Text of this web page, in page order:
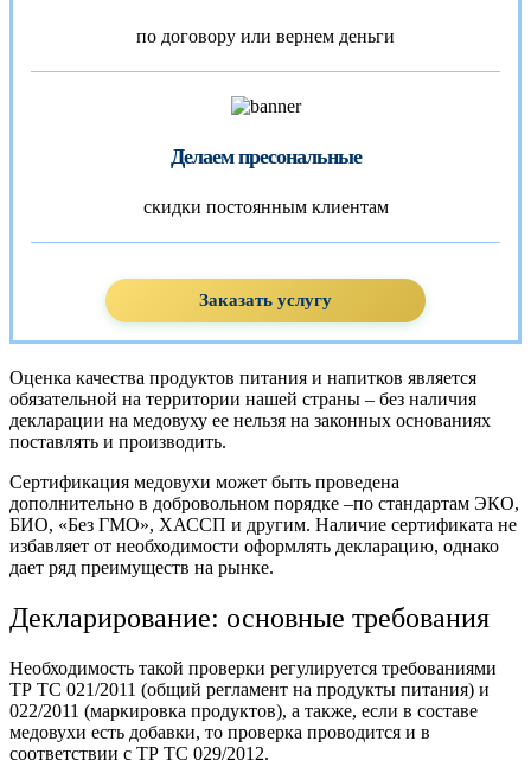
по договору или вернем деньги
Делаем пресональные
скидки постоянным клиентам
Заказать услугу
Оценка качества продуктов питания и напитков является
обязательной на территории нашей страны – без наличия
декларации на медовуху ее нельзя на законных основаниях
поставлять и производить.
Сертификация медовухи может быть проведена
дополнительно в добровольном порядке –по стандартам ЭКО,
БИО, «Без ГМО», ХАССП и другим. Наличие сертификата не
избавляет от необходимости оформлять декларацию, однако
дает ряд преимуществ на рынке.
Декларирование: основные требования
Необходимость такой проверки регулируется требованиями
ТР ТС 021/2011 (общий регламент на продукты питания) и
022/2011 (маркировка продуктов), а также, если в составе
медовухи есть добавки, то проверка проводится и в
соответствии с ТР ТС 029/2012.